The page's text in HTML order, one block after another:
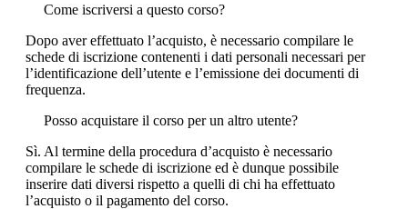
Come iscriversi a questo corso?
Dopo aver effettuato l’acquisto, è necessario compilare le
schede di iscrizione contenenti i dati personali necessari per
l’identificazione dell’utente e l’emissione dei documenti di
frequenza.
Posso acquistare il corso per un altro utente?
Sì. Al termine della procedura d’acquisto è necessario
compilare le schede di iscrizione ed è dunque possibile
inserire dati diversi rispetto a quelli di chi ha effettuato
l’acquisto o il pagamento del corso.